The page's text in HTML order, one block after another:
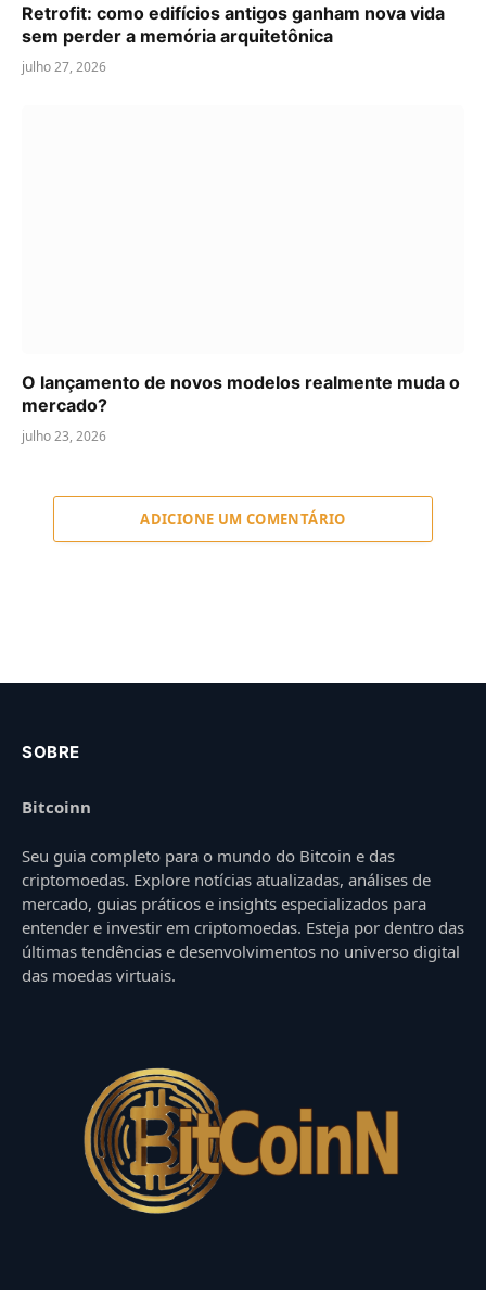
Retrofit: como edifícios antigos ganham nova vida
sem perder a memória arquitetônica
julho 27, 2026
O lançamento de novos modelos realmente muda o
mercado?
julho 23, 2026
ADICIONE UM COMENTÁRIO
SOBRE
Bitcoinn
Seu guia completo para o mundo do Bitcoin e das
criptomoedas. Explore notícias atualizadas, análises de
mercado, guias práticos e insights especializados para
entender e investir em criptomoedas. Esteja por dentro das
últimas tendências e desenvolvimentos no universo digital
das moedas virtuais.